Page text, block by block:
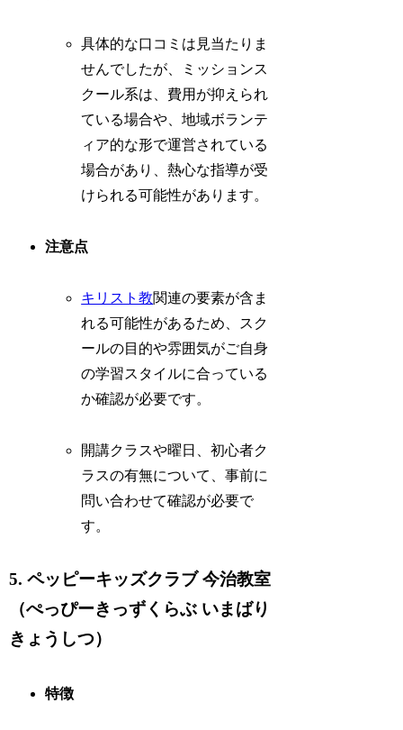
具体的な口コミは見当たりま
せんでしたが、ミッションス
クール系は、費用が抑えられ
ている場合や、地域ボランテ
ィア的な形で運営されている
場合があり、熱心な指導が受
けられる可能性があります。
注意点
キリスト教関連の要素が含ま
れる可能性があるため、スク
ールの目的や雰囲気がご自身
の学習スタイルに合っている
か確認が必要です。
開講クラスや曜日、初心者ク
ラスの有無について、事前に
問い合わせて確認が必要で
す。
5. ペッピーキッズクラブ 今治教室
（ぺっぴーきっずくらぶ いまばり
きょうしつ）
特徴